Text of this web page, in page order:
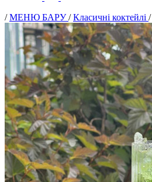
/МЕНЮ БАРУ/Класичні коктейлі /